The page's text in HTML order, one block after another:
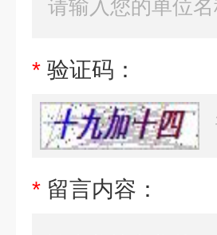
* 验证码：
* 留言内容：